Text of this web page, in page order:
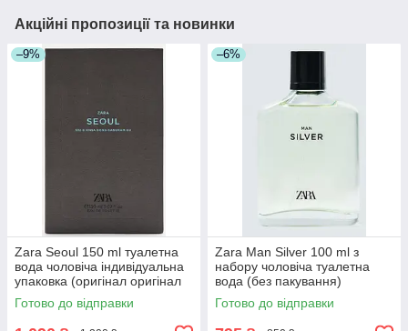
Акційні пропозиції та новинки
–9%
Zara Seoul 150 ml туалетна
вода чоловіча індивідуальна
упаковка (оригінал оригінал
Іспанія)
Готово до відправки
–6%
Zara Man Silver 100 ml з
набору чоловіча туалетна
вода (без пакування)
(оригінал оригінал Іспанія)
Готово до відправки